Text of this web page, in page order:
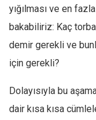
yığılması ve en
bakabiliriz: Kaç
demir gerekli ve
için gerekli?
Dolayısıyla bu
dair kısa kısa